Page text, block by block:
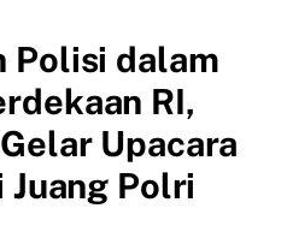
Polisi dalam
RI,
Upacara
Polri